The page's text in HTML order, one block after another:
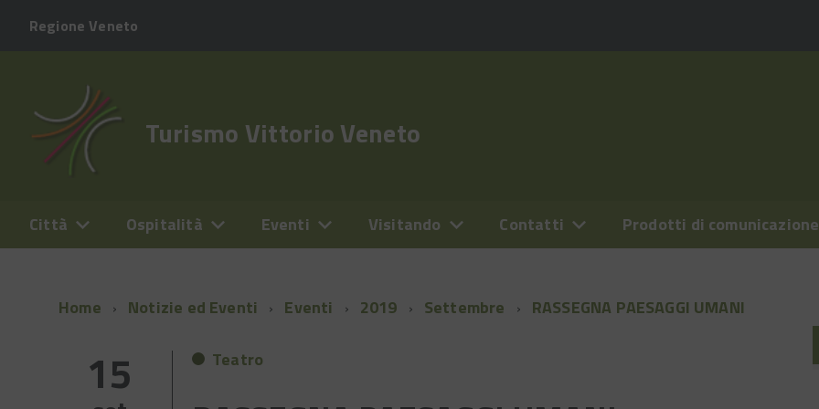
Regione Veneto
Turismo Vittorio Veneto
Città Ospitalità Eventi Visitando Contatti Prodotti di comunicazione
Home Notizie ed Eventi Eventi 2019 Settembre RASSEGNA PAESAGGI UMANI
15 Teatro